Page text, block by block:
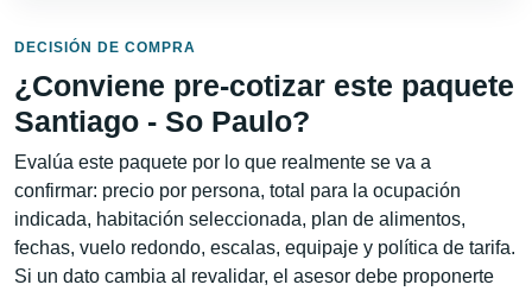
DECISIÓN DE COMPRA
¿Conviene pre-cotizar este paquete
Santiago - So Paulo?
Evalúa este paquete por lo que realmente se va a
confirmar: precio por persona, total para la ocupación
indicada, habitación seleccionada, plan de alimentos,
fechas, vuelo redondo, escalas, equipaje y política de tarifa.
Si un dato cambia al revalidar, el asesor debe proponerte